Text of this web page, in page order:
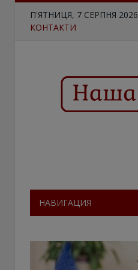
П'ЯТНИЦЯ, 7 СЕРПНЯ 2026
КОНТАКТИ
НАВИГАЦИЯ